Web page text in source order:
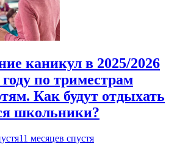
каникул в 2025/2026
по триместрам
Как будут отдыхать
школьники?
11 месяцев спустя